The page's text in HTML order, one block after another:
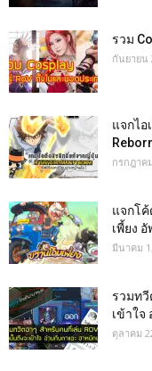
รวม
กันยายน
แจกไอ
กรกฎาค
แจกโค้
เพี้ยง
มีนาคม
รวมทวี
เข้าใจ
ตุลาคม